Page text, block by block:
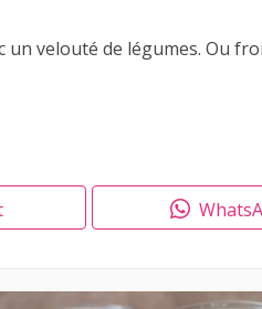
velouté de légumes. Ou